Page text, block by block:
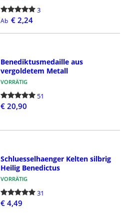
3
Ab € 2,24
Benediktusmedaille aus
vergoldetem Metall
VORRÄTIG
51
€ 20,90
Schluesselhaenger Kelten silbrig
Heilig Benedictus
VORRÄTIG
31
€ 4,49